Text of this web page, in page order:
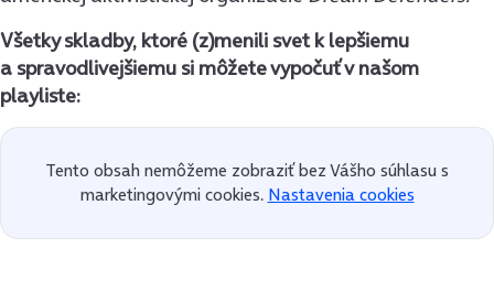
Všetky skladby, ktoré (z)menili svet k lepšiemu
a spravodlivejšiemu si môžete vypočuť v našom
playliste:
Tento obsah nemôžeme zobraziť bez Vášho súhlasu s
marketingovými cookies. Nastavenia cookies